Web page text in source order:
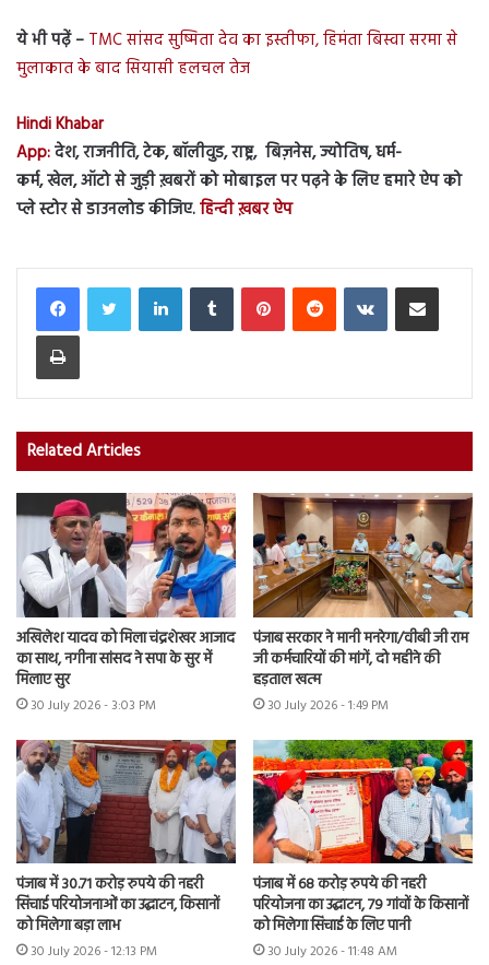
ये भी पढ़ें – TMC सांसद सुष्मिता देव का इस्तीफा, हिमंता बिस्वा सरमा से
मुलाकात के बाद सियासी हलचल तेज
Hindi Khabar
App:देश, राजनीति, टेक, बॉलीवुड, राष्ट्र, बिज़नेस, ज्योतिष, धर्म-
कर्म, खेल, ऑटो से जुड़ी ख़बरों को मोबाइल पर पढ़ने के लिए हमारे ऐप को
प्ले स्टोर से डाउनलोड कीजिए.हिन्दी ख़बर ऐप
LinkedInTumblr PinterestReddit VKontakteShare via Email
Print
Related Articles
अखिलेश यादव को मिला चंद्रशेखर आजाद
का साथ, नगीना सांसद ने सपा के सुर में
मिलाए सुर
30 July 2026 - 3:03 PM
पंजाब सरकार ने मानी मनरेगा/वीबी जी राम
जी कर्मचारियों की मांगें, दो महीने की
हड़ताल खत्म
30 July 2026 - 1:49 PM
पंजाब में 30.71 करोड़ रुपये की नहरी
सिंचाई परियोजनाओं का उद्घाटन, किसानों
को मिलेगा बड़ा लाभ
30 July 2026 - 12:13 PM
पंजाब में 68 करोड़ रुपये की नहरी
परियोजना का उद्घाटन, 79 गांवों के किसानों
को मिलेगा सिंचाई के लिए पानी
30 July 2026 - 11:48 AM